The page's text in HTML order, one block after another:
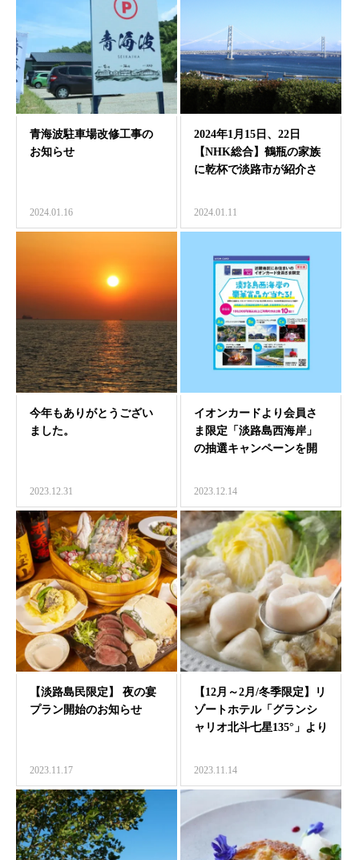
青海波駐車場改修工事の
お知らせ
2024.01.16
2024年1月15日、22日
【NHK総合】鶴瓶の家族
に乾杯で淡路市が紹介さ
2024.01.11
今年もありがとうござい
ました。
2023.12.31
イオンカードより会員さ
ま限定「淡路島西海岸」
の抽選キャンペーンを開
2023.12.14
【淡路島民限定】 夜の宴
プラン開始のお知らせ
2023.11.17
【12月～2月/冬季限定】リ
ゾートホテル「グランシ
ャリオ北斗七星135°」より
2023.11.14